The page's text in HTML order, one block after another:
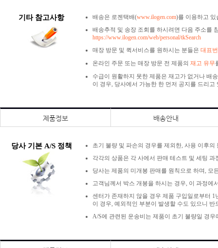
기타 참고사항 배송은 로젠택배(www.ilogen.com)를 이용하고 있
배송추적 및 송장 조회를 하시려면 다음 주소를
https://www.ilogen.com/web/personal/tkSearch
매장 방문 및 퀵서비스를 원하시는 분들은 대표
온라인 주문 또는 매장 방문 전 제품의 재고 유무
수급이 원활하지 못한 제품은 재고가 없거나 배
이 경우, 당사에서 가능한 한 먼저 공지를 드리고
제품정보 배송안내
당사 기본 A/S 정책
초기 불량 및 파손의 경우를 제외한, 사용 이후
각각의 상품은 각 사에서 판매 테스트 및 세팅
당사는 제품의 미개봉 판매를 원칙으로 하며, 모
고객님께서 박스 개봉을 하시는 경우, 이 과정에
센터가 존재하지 않을 경우 제품 구입일로부터
이 경우, 예외적인 부분이 발생할 수도 있으니
A/S에 관련된 운송비는 제품이 초기 불량일 경